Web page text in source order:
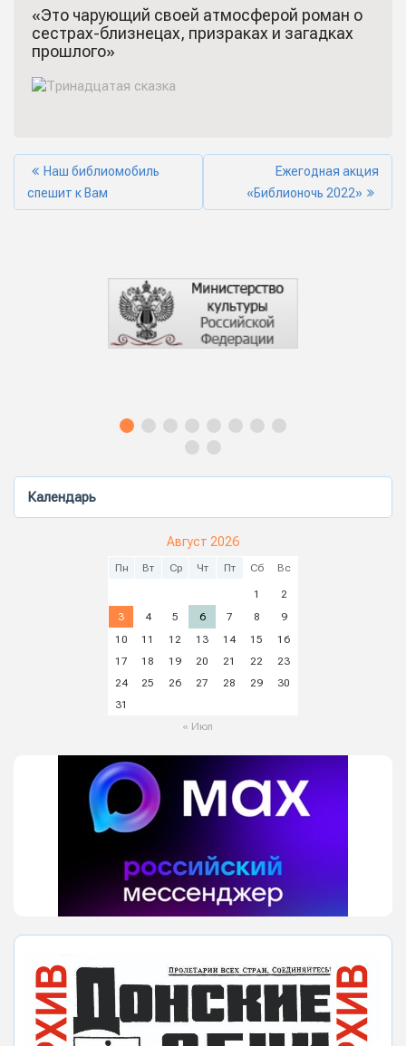
Календарь
Август 2026
Пн Вт Ср Чт Пт Сб Вс
1
2
3
4 5 6 7 8
9
10
11 12 13 14 15
16
17
18 19 20 21 22
23
24
25 26 27 28 29
30
31
« Июл
«Это чарующий своей атмосферой роман о
сестрах-близнецах, призраках и загадках
прошлого»
Наш библиомобиль
спешит к Вам
Ежегодная акция
«Библионочь 2022»